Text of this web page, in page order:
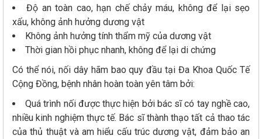
Độ an toàn cao, hạn chế chảy máu, không để lại sẹo
xấu, không ảnh hưởng dương vật
Không ảnh hưởng tính thẩm mỹ của dương vật
Thời gian hồi phục nhanh, không để lại di chứng
Có thể nói, nối dây hãm bao quy đầu tại Đa Khoa Quốc Tế
Cộng Đồng, bệnh nhân hoàn toàn yên tâm bởi:
Quá trình nối được thực hiện bởi bác sĩ có tay nghề cao,
nhiều kinh nghiệm thực tế. Bác sĩ thành thạo tất cả thao tác
của thủ thuật và am hiểu cấu trúc dương vật, đảm bảo an